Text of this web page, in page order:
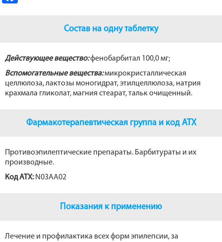
o
k
Состав на одну таблетку
Действующее вещество:фенобарбитал 100,0 мг;
Вспомогательные вещества:микрокристаллическая
целлюлоза, лактозы моногидрат, этилцеллюлоза, натрия
крахмала гликолат, магния стеарат, тальк очищенный.
Фармакотерапевтическая группа и код ATX
Противоэпилептические препараты. Барбитураты и их
производные.
Код АТХ:N03AA02
Показания к применению
Лечение и профилактика всех форм эпилепсии, за